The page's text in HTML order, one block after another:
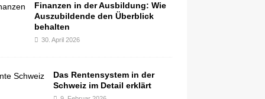
Finanzen in der Ausbildung: Wie
Auszubildende den Überblick
behalten
30. April 2026
Das Rentensystem in der
Schweiz im Detail erklärt